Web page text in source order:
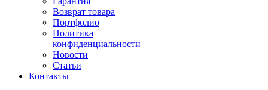
Возврат товара
Портфолио
Политика
конфиденциальности
Новости
Статьи
Контакты